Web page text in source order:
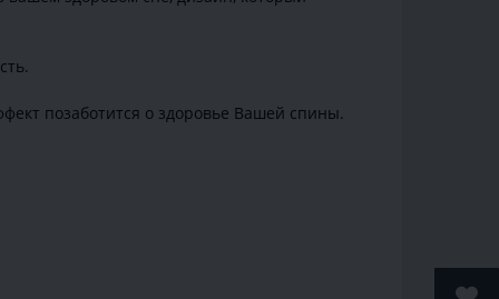
позаботится о здоровье Вашей спины.